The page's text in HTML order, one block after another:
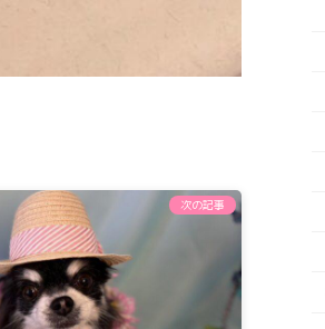
次の記事